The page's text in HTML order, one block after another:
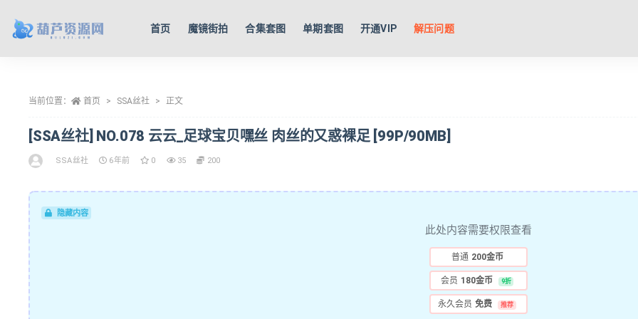
首页 魔镜街拍 合集套图 单期套图 开通VIP 解压问题
当前位置： 首页 SSA丝社 正文
[SSA丝社] NO.078 云云_足球宝贝嘿丝 肉丝的又惑裸足 [99P/90MB]
SSA丝社 6年前 0 35 200
隐藏内容
此处内容需要权限查看
普通 200金币
会员 180金币 9折
永久会员 免费 推荐
全部